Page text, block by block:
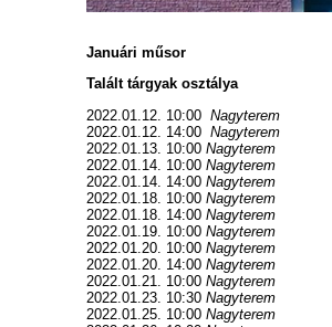
Januári műsor
Talált tárgyak osztálya
2022.01.12. 10:00 Nagyterem
2022.01.12. 14:00 Nagyterem
2022.01.13. 10:00 Nagyterem
2022.01.14. 10:00 Nagyterem
2022.01.14. 14:00 Nagyterem
2022.01.18. 10:00 Nagyterem
2022.01.18. 14:00Nagyterem
2022.01.19. 10:00 Nagyterem
2022.01.20. 10:00 Nagyterem
2022.01.20. 14:00 Nagyterem
2022.01.21. 10:00 Nagyterem
2022.01.23. 10:30 Nagyterem
2022.01.25. 10:00Nagyterem